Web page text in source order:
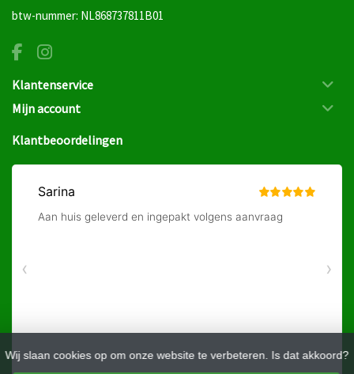
Wij slaan cookies op om onze website te verbeteren. Is dat akkoord?
btw-nummer: NL868737811B01
Klantenservice
Mijn account
Klantbeoordelingen